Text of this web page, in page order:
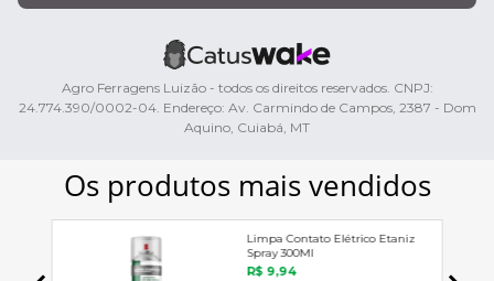
Agro Ferragens Luizão - todos os direitos reservados. CNPJ:
24.774.390/0002-04. Endereço: Av. Carmindo de Campos, 2387 - Dom
Aquino, Cuiabá, MT